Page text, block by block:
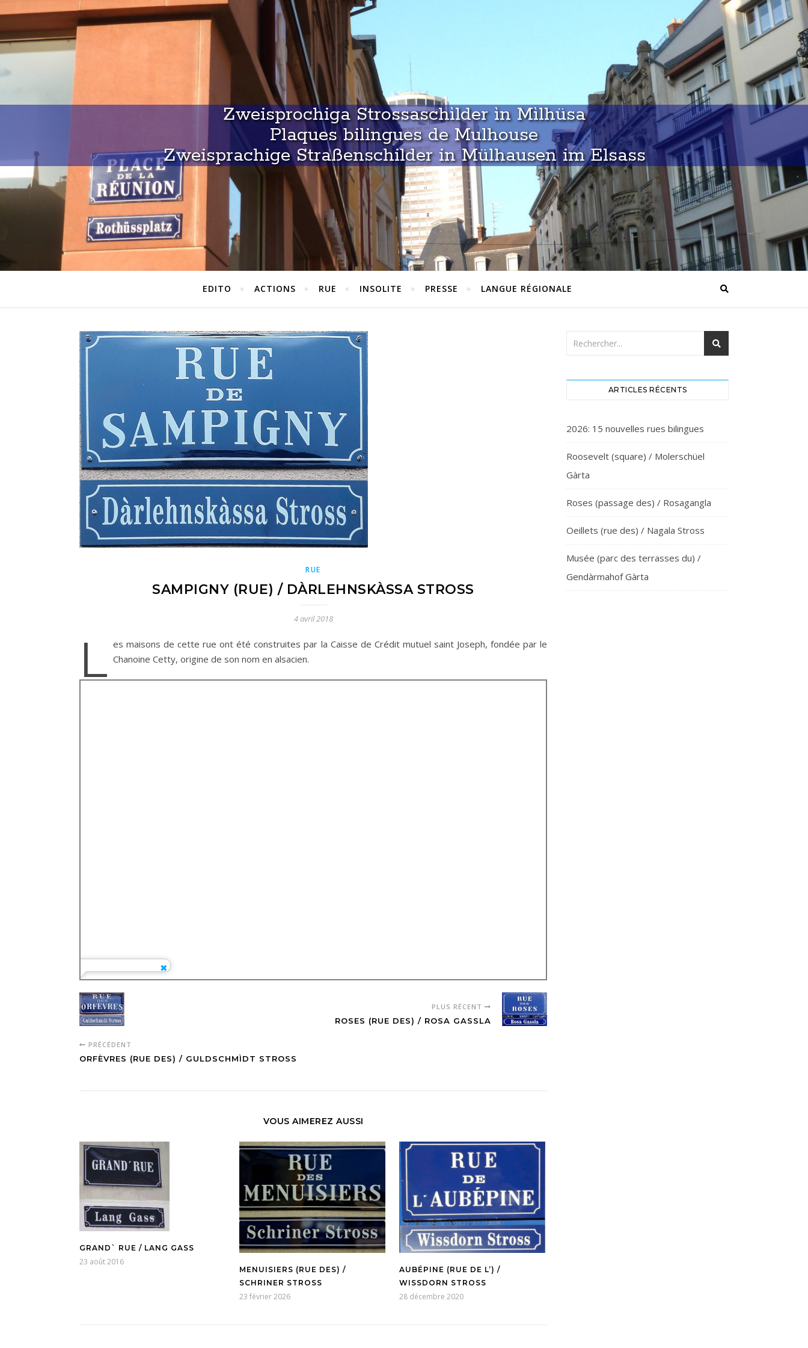
Zweisprochiga Strossaschìlder ìn Mìlhüsa
Plaques bilingues de Mulhouse
Zweisprachige Straßenschilder in Mülhausen im Elsass
EDITO ACTIONS RUE INSOLITE PRESSE LANGUE RÉGIONALE
RUE
SAMPIGNY (RUE) / DÀRLEHNSKÀSSA STROSS
4 avril 2018
L es maisons de cette rue ont été construites par la Caisse de Crédit mutuel saint Joseph, fondée par le
Chanoine Cetty, origine de son nom en alsacien.
PRÉCÉDENT
ORFÈVRES (RUE DES) / GULDSCHMÌDT STROSS
PLUS RÉCENT
ROSES (RUE DES) / ROSA GASSLA
VOUS AIMEREZ AUSSI
GRAND` RUE / LANG GASS
23 août 2016
MENUISIERS (RUE DES) /
SCHRINER STROSS
23 février 2026
AUBÉPINE (RUE DE L’) /
WISSDORN STROSS
28 décembre 2020
ARTICLES RÉCENTS
2026: 15 nouvelles rues bilingues
Roosevelt (square) / Molerschüel
Gàrta
Roses (passage des) / Rosagangla
Oeillets (rue des) / Nagala Stross
Musée (parc des terrasses du) /
Gendàrmahof Gàrta